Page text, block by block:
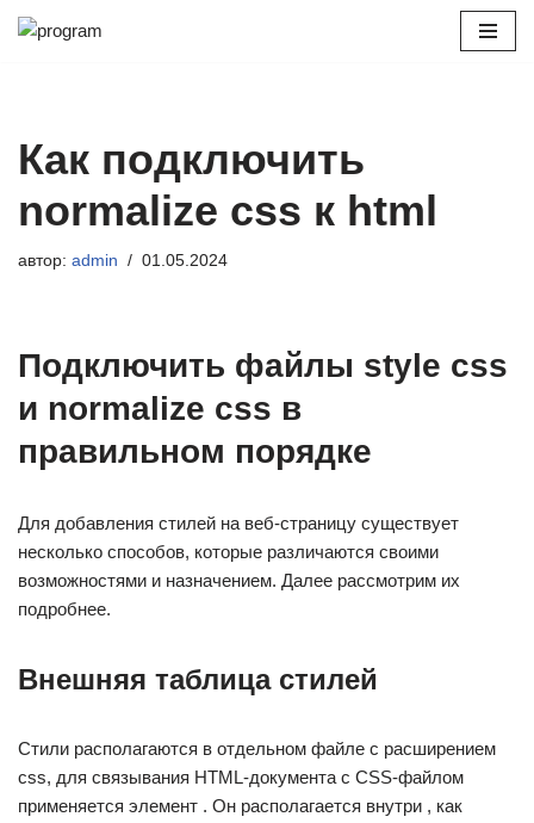
Как подключить
normalize css к html
автор: admin 01.05.2024
Подключить файлы style css
и normalize css в
правильном порядке
Для добавления стилей на веб-страницу существует
несколько способов, которые различаются своими
возможностями и назначением. Далее рассмотрим их
подробнее.
Внешняя таблица стилей
Стили располагаются в отдельном файле с расширением
css, для связывания HTML-документа с CSS-файлом
применяется элемент . Он располагается внутри , как